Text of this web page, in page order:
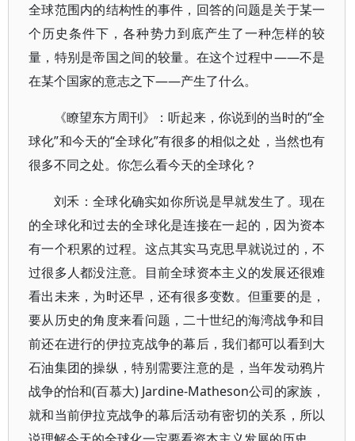
全球范围内的结构性的事件，回答的问题是关于某一
个历史条件下，各种势力到底产生了一种怎样的较
量，特别是帝国之间的较量。在这个过程中——不是
在某个国家的意志之下——产生了什么。
《瞭望东方周刊》：听起来，你说到的当时的“全
球化”和今天的“全球化”有很多的相似之处，当然也有
很多不同之处。你怎么看今天的全球化？
刘禾：全球化确实如你所说是早就发生了。现在
的全球化和过去的全球化是连接在一起的，因为资本
有一个积累的过程。这点其实马克思早就说过的，不
过很多人都没注意。目前全球资本主义的发展还很难
看出未来，为时还早，还有很多变数。但重要的是，
要从历史的角度来看问题，二十世纪的海湾战争和目
前还在进行的伊拉克战争的幕后，我们都可以看到大
石油集团的操纵，特别需要注意的是，当年发动鸦片
战争的怡和(百慕大) Jardine-Matheson公司的家族，
就和当前伊拉克战争的幕后活动有密切的关系，所以